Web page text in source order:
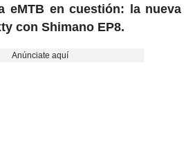
eMTB en cuestión: la nueva
con Shimano EP8.
Anúnciate aquí